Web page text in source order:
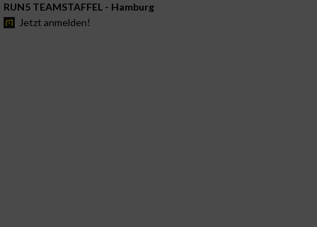
RUN5 TEAMSTAFFEL - Hamburg
Jetzt anmelden!